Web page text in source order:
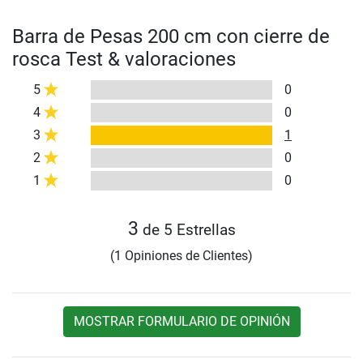
Barra de Pesas 200 cm con cierre de
rosca Test & valoraciones
5
0
4
0
3
1
2
0
1
0
3 de 5 Estrellas
(1 Opiniones de Clientes)
MOSTRAR FORMULARIO DE OPINIÓN